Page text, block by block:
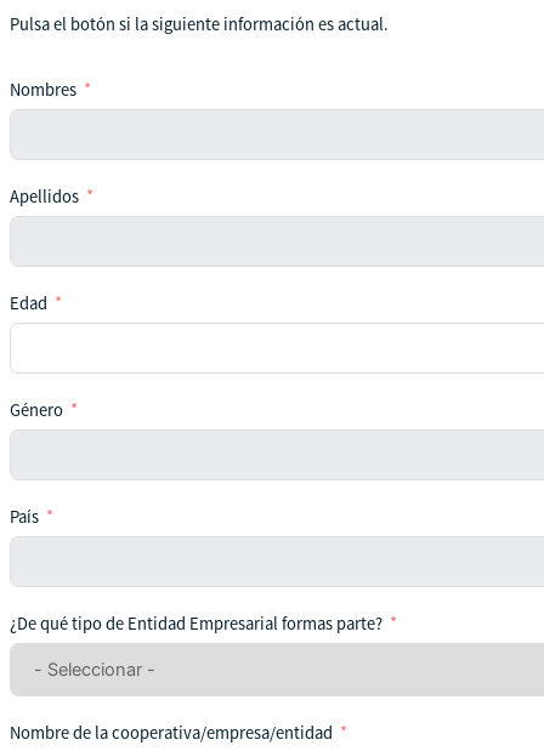
Pulsa el botón si la siguiente información es actual.
Nombres
Apellidos
Edad
Género
País
¿De qué tipo de Entidad Empresarial formas parte?
Nombre de la cooperativa/empresa/entidad